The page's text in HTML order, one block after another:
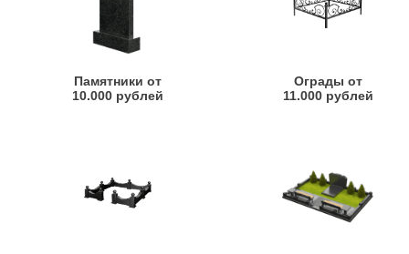
Памятники от
10.000 рублей
Ограды от
11.000 рублей